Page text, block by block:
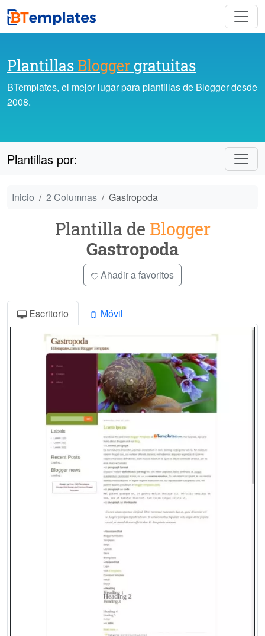
Plantillas Blogger gratuitas
BTemplates, el mejor lugar para plantillas de Blogger desde
2008.
Plantillas por:
Inicio 2 Columnas Gastropoda
Plantilla de Blogger
Gastropoda
Añadir a favoritos
Escritorio Móvil